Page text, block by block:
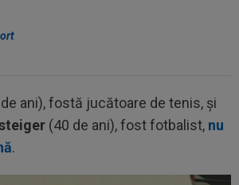
ani), fostă jucătoare de tenis, și
(40 de ani), fost fotbalist, nu
.